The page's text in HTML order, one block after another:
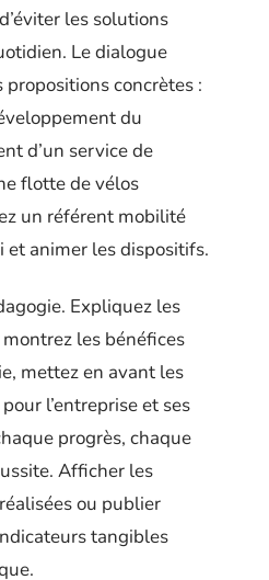
les solutions
Le dialogue
concrètes :
du
d’un service de
flotte de vélos
un référent mobilité
et animer les dispositifs.
Expliquez les
les bénéfices
mettez en avant les
l’entreprise et ses
progrès, chaque
Afficher les
réalisées ou publier
tangibles